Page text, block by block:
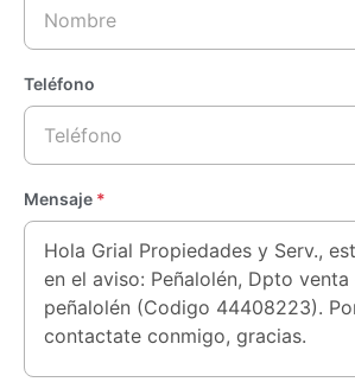
Teléfono
Mensaje *